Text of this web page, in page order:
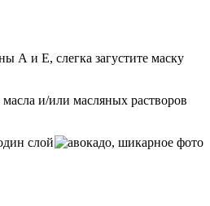
А и Е, слегка загустите маску
и/или масляных растворов
слой